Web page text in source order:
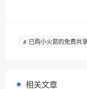
已购小火箭的免费共
相关文章